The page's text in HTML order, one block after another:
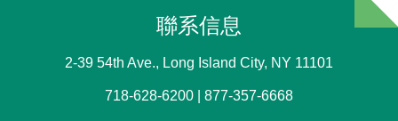
聯系信息
2-39 54th Ave., Long Island City, NY 11101
718-628-6200 | 877-357-6668